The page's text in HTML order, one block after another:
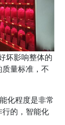
坏影响整体的
量标准，不
化程度是非常
的，智能化